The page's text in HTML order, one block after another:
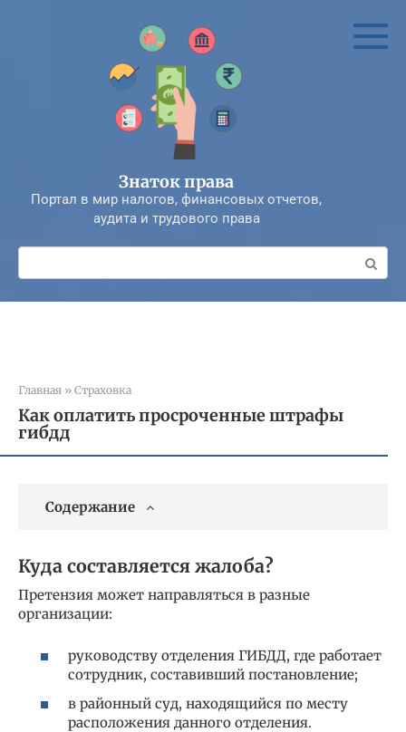
Знаток права
Портал в мир налогов, финансовых отчетов,
аудита и трудового права
Поиск:
Главная » Страховка
Как оплатить просроченные штрафы
гибдд
Содержание
Куда составляется жалоба?
Претензия может направляться в разные
организации:
руководству отделения ГИБДД, где работает
сотрудник, составивший постановление;
в районный суд, находящийся по месту
расположения данного отделения.